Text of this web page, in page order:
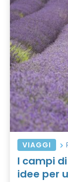
VIAGGI
I campi
idee per